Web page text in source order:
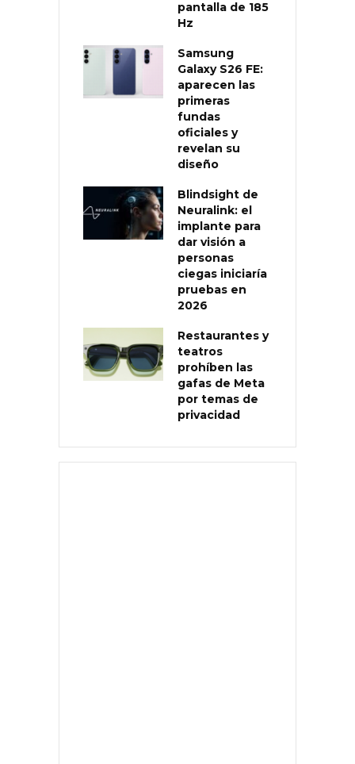
pantalla de 185
Hz
Samsung
Galaxy S26 FE:
aparecen las
primeras
fundas
oficiales y
revelan su
diseño
Blindsight de
Neuralink: el
implante para
dar visión a
personas
ciegas iniciaría
pruebas en
2026
Restaurantes y
teatros
prohíben las
gafas de Meta
por temas de
privacidad